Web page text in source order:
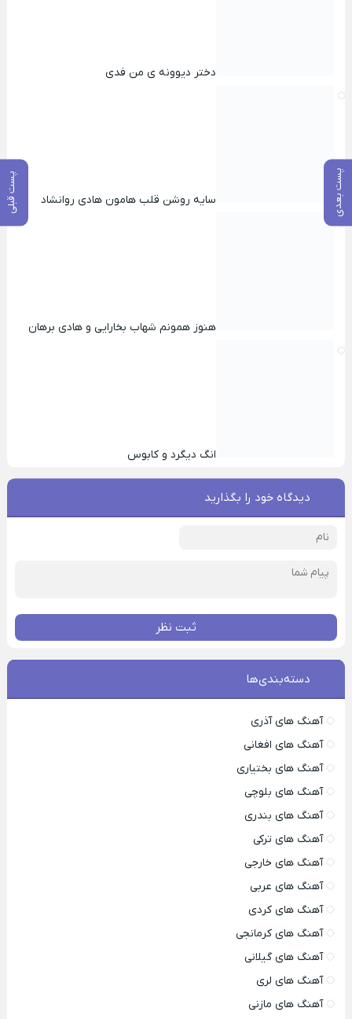
پست بعدی پست قبلی
دختر دیوونه ی من فدی
سایه روشن قلب هامون هادی روانشاد
هنوز همونم شهاب بخارایی و هادی برهان
انگ دیگرد و کابوس
دیدگاه خود را بگذارید
ثبت نظر
دسته‌بندی‌ها
آهنگ های آذری
آهنگ های افغانی
آهنگ های بختیاری
آهنگ های بلوچی
آهنگ های بندری
آهنگ های ترکی
آهنگ های خارجی
آهنگ های عربی
آهنگ های کردی
آهنگ های کرمانجی
آهنگ های گیلانی
آهنگ های لری
آهنگ های مازنی